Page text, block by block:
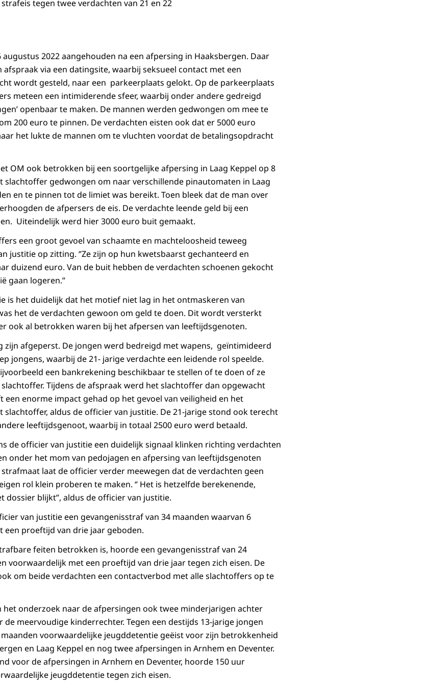
tegen twee verdachten van 21 en 22
2022 aangehouden na een afpersing in Haaksbergen. Daar
via een datingsite, waarbij seksueel contact met een
wordt gesteld, naar een parkeerplaats gelokt. Op de parkeerplaats
meteen een intimiderende sfeer, waarbij onder andere gedreigd
openbaar te maken. De mannen werden gedwongen om mee te
200 euro te pinnen. De verdachten eisten ook dat er 5000 euro
het lukte de mannen om te vluchten voordat de betalingsopdracht
OM ook betrokken bij een soortgelijke afpersing in Laag Keppel op 8
slachtoffer gedwongen om naar verschillende pinautomaten in Laag
en te pinnen tot de limiet was bereikt. Toen bleek dat de man over
de afpersers de eis. De verdachte leende geld bij een
Uiteindelijk werd hier 3000 euro buit gemaakt.
een groot gevoel van schaamte en machteloosheid teweeg
justitie op zitting. ‘’Ze zijn op hun kwetsbaarst gechanteerd en
duizend euro. Van de buit hebben de verdachten schoenen gekocht
gaan logeren.’’
is het duidelijk dat het motief niet lag in het ontmaskeren van
het de verdachten gewoon om geld te doen. Dit wordt versterkt
ook al betrokken waren bij het afpersen van leeftijdsgenoten.
zijn afgeperst. De jongen werd bedreigd met wapens, geïntimideerd
jongens, waarbij de 21- jarige verdachte een leidende rol speelde.
een bankrekening beschikbaar te stellen of te doen of ze
Tijdens de afspraak werd het slachtoffer dan opgewacht
enorme impact gehad op het gevoel van veiligheid en het
aldus de officier van justitie. De 21-jarige stond ook terecht
leeftijdsgenoot, waarbij in totaal 2500 euro werd betaald.
de officier van justitie een duidelijk signaal klinken richting verdachten
onder het mom van pedojagen en afpersing van leeftijdsgenoten
strafmaat laat de officier verder meewegen dat de verdachten geen
rol klein proberen te maken. ‘’ Het is hetzelfde berekenende,
blijkt’’, aldus de officier van justitie.
van justitie een gevangenisstraf van 34 maanden waarvan 6
een proeftijd van drie jaar geboden.
feiten betrokken is, hoorde een gevangenisstraf van 24
voorwaardelijk met een proeftijd van drie jaar tegen zich eisen. De
om beide verdachten een contactverbod met alle slachtoffers op te
het onderzoek naar de afpersingen ook twee minderjarigen achter
meervoudige kinderrechter. Tegen een destijds 13-jarige jongen
voorwaardelijke jeugddetentie geëist voor zijn betrokkenheid
en Laag Keppel en nog twee afpersingen in Arnhem en Deventer.
voor de afpersingen in Arnhem en Deventer, hoorde 150 uur
jeugddetentie tegen zich eisen.